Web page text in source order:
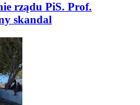
rządu PiS. Prof.
skandal